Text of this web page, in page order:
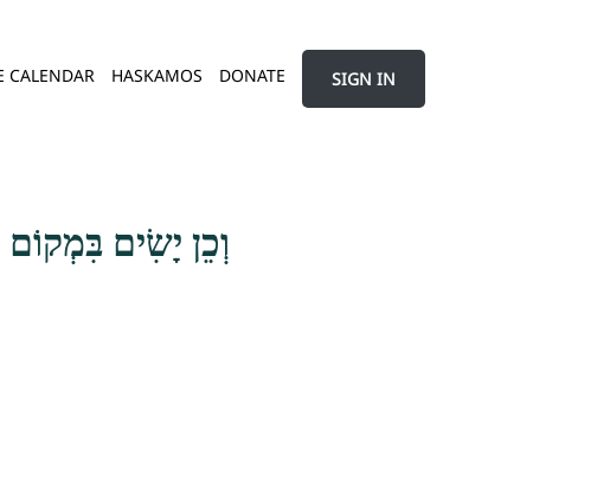
CALENDAR HASKAMOS DONATE SIGN IN
וְכֵן יָשִׂים